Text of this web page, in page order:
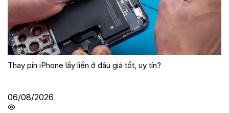
Thay pin iPhone lấy liền ở đâu giá tốt, uy tín?
06/08/2026